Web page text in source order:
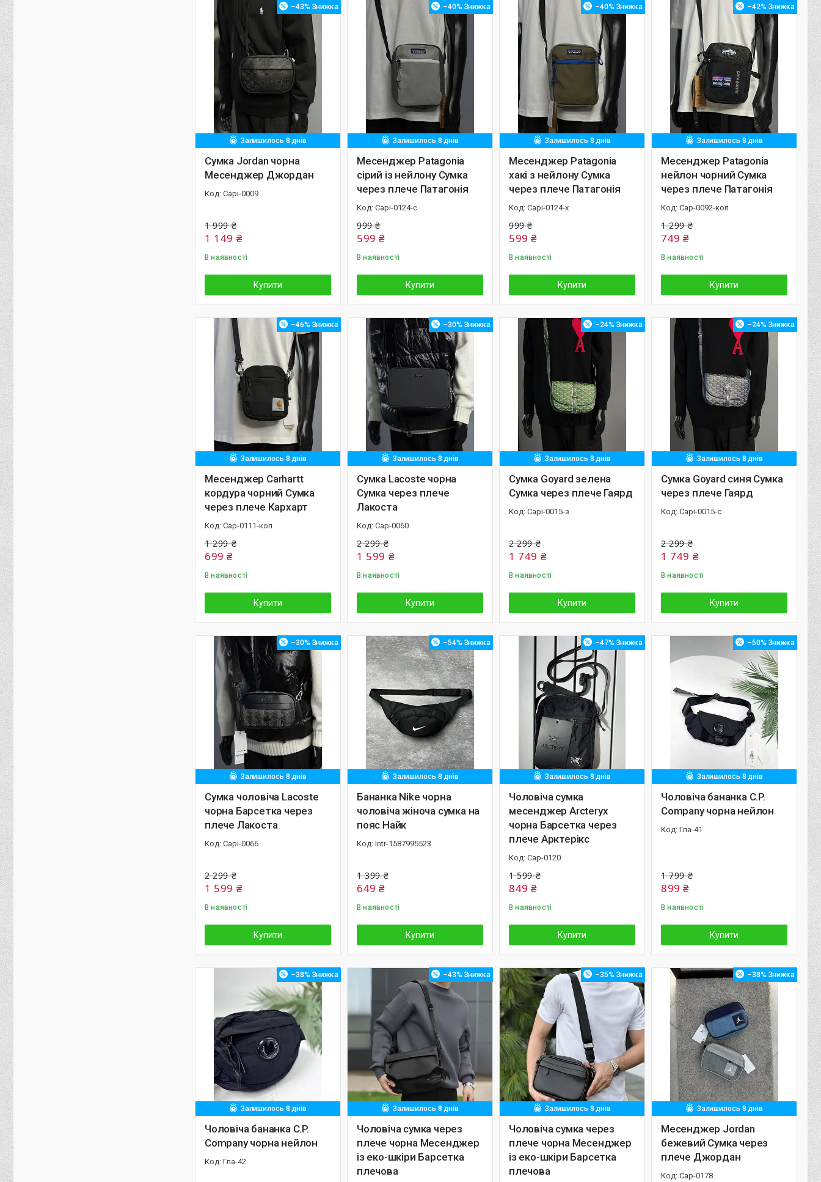
–43%
Залишилось 8 днів
Сумка Jordan чорна
Месенджер Джордан
Capi-0009
1 999 ₴
1 149 ₴
В наявності
Купити
–40%
Залишилось 8 днів
Месенджер Patagonia
сірий із нейлону Сумка
через плече Патагонія
Capi-0124-с
999 ₴
599 ₴
В наявності
Купити
–40%
Залишилось 8 днів
Месенджер Patagonia
хакі з нейлону Сумка
через плече Патагонія
Capi-0124-х
999 ₴
599 ₴
В наявності
Купити
–42%
Залишилось 8 днів
Месенджер Patagonia
нейлон чорний Сумка
через плече Патагонія
Cap-0092-коп
1 299 ₴
749 ₴
В наявності
Купити
–46%
Залишилось 8 днів
Месенджер Carhartt
кордура чорний Сумка
через плече Кархарт
Cap-0111-коп
1 299 ₴
699 ₴
В наявності
Купити
–30%
Залишилось 8 днів
Сумка Lacoste чорна
Сумка через плече
Лакоста
Cap-0060
2 299 ₴
1 599 ₴
В наявності
Купити
–24%
Залишилось 8 днів
Сумка Goyard зелена
Сумка через плече Гаярд
Capi-0015-з
2 299 ₴
1 749 ₴
В наявності
Купити
–24%
Залишилось 8 днів
Сумка Goyard синя Сумка
через плече Гаярд
Capi-0015-с
2 299 ₴
1 749 ₴
В наявності
Купити
–30%
Залишилось 8 днів
Сумка чоловіча Lacoste
чорна Барсетка через
плече Лакоста
Capi-0066
2 299 ₴
1 599 ₴
В наявності
Купити
–54%
Залишилось 8 днів
Бананка Nike чорна
чоловіча жіноча сумка на
пояс Найк
Intr-1587995523
1 399 ₴
649 ₴
В наявності
Купити
–47%
Залишилось 8 днів
Чоловіча сумка
месенджер Arcteryx
чорна Барсетка через
плече Арктерікс
Cap-0120
1 599 ₴
849 ₴
В наявності
Купити
–50%
Залишилось 8 днів
Чоловіча бананка C.P.
Company чорна нейлон
Гла-41
1 799 ₴
899 ₴
В наявності
Купити
–38%
Залишилось 8 днів
Чоловіча бананка C.P.
Company чорна нейлон
Гла-42
–43%
Залишилось 8 днів
Чоловіча сумка через
плече чорна Месенджер
із еко-шкіри Барсетка
плечова
–35%
Залишилось 8 днів
Чоловіча сумка через
плече чорна Месенджер
із еко-шкіри Барсетка
плечова
–38%
Залишилось 8 днів
Месенджер Jordan
бежевий Сумка через
плече Джордан
Cap-0178